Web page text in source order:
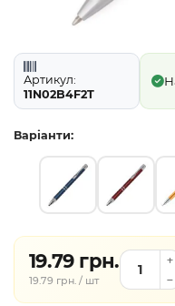
Артикул:
11N02B4F2T
Варіанти:
19.79 грн.
19.79 грн. / шт